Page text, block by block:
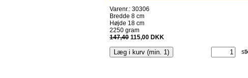
Varenr.: 30306
Bredde 8 cm
Højde 18 cm
2250 gram
147,40 115,00 DKK